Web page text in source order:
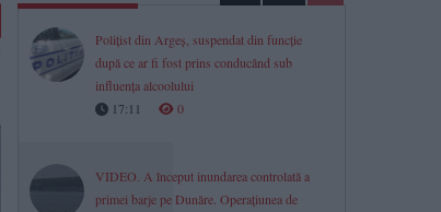
Polițist din Argeș, suspendat din funcție
după ce ar fi fost prins conducând sub
influența alcoolului
17:11
0
VIDEO. A început inundarea controlată a
primei barje pe Dunăre. Operațiunea de